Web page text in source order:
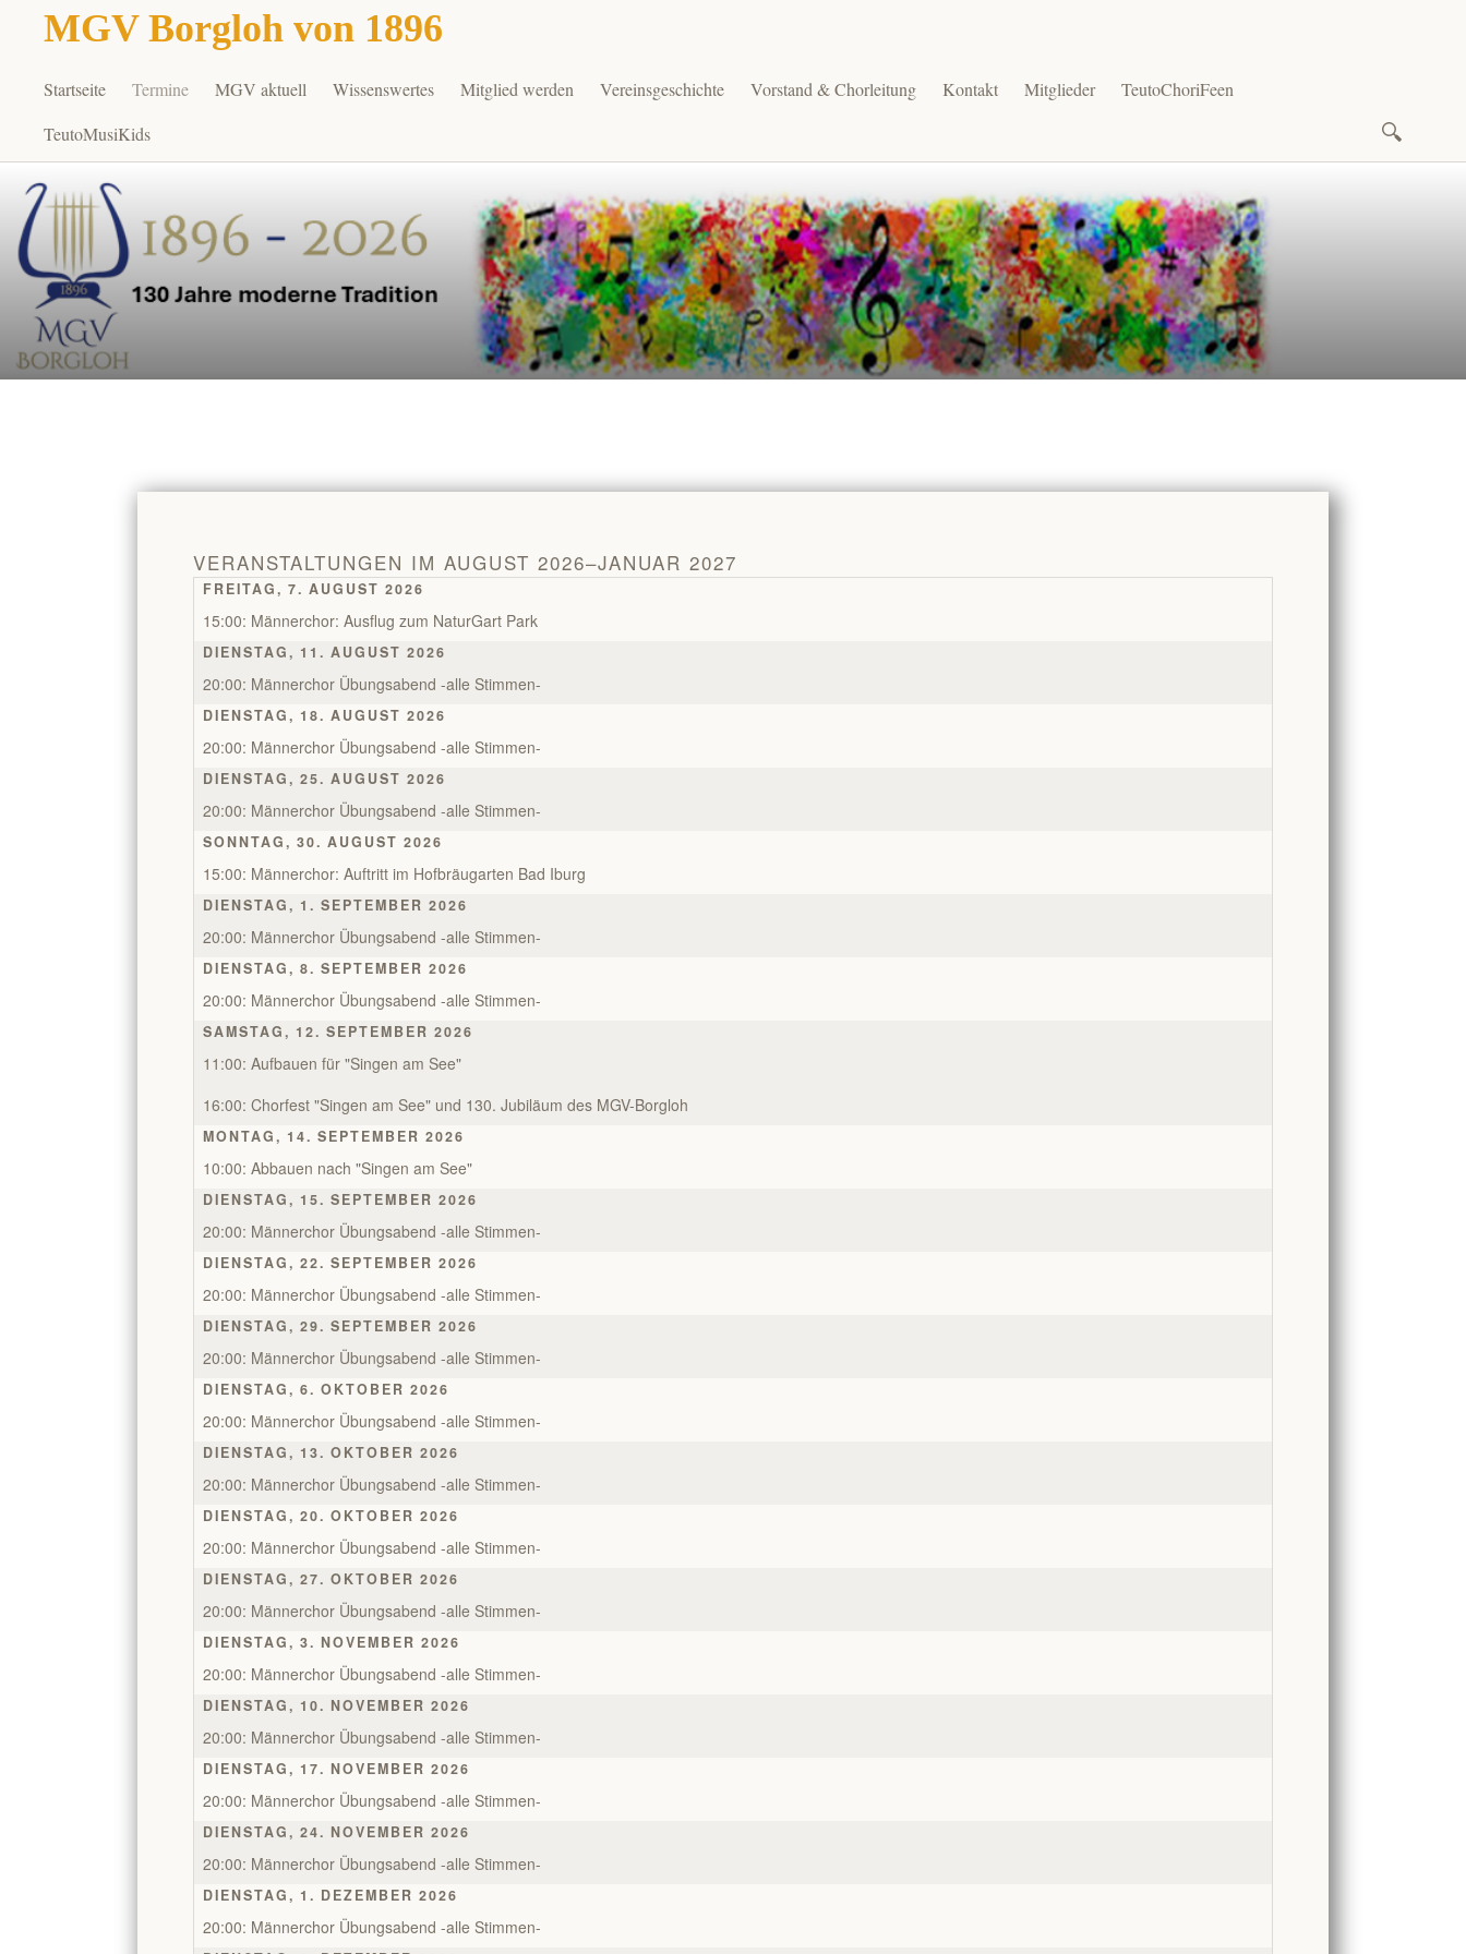
MGV Borgloh von 1896
Zum
Startseite Termine MGV aktuell Wissenswertes Mitglied werden Vereinsgeschichte Vorstand & Chorleitung Kontakt Mitglieder
TeutoChoriFeen
TeutoMusiKids
nach:
VERANSTALTUNGEN IM AUGUST 2026–JANUAR 2027
FREITAG, 7. AUGUST 2026
15:00: Männerchor: Ausflug zum NaturGart Park
DIENSTAG, 11. AUGUST 2026
20:00: Männerchor Übungsabend -alle Stimmen-
DIENSTAG, 18. AUGUST 2026
20:00: Männerchor Übungsabend -alle Stimmen-
DIENSTAG, 25. AUGUST 2026
20:00: Männerchor Übungsabend -alle Stimmen-
SONNTAG, 30. AUGUST 2026
15:00: Männerchor: Auftritt im Hofbräugarten Bad Iburg
DIENSTAG, 1. SEPTEMBER 2026
20:00: Männerchor Übungsabend -alle Stimmen-
DIENSTAG, 8. SEPTEMBER 2026
20:00: Männerchor Übungsabend -alle Stimmen-
SAMSTAG, 12. SEPTEMBER 2026
11:00: Aufbauen für "Singen am See"
16:00: Chorfest "Singen am See" und 130. Jubiläum des MGV-Borgloh
MONTAG, 14. SEPTEMBER 2026
10:00: Abbauen nach "Singen am See"
DIENSTAG, 15. SEPTEMBER 2026
20:00: Männerchor Übungsabend -alle Stimmen-
DIENSTAG, 22. SEPTEMBER 2026
20:00: Männerchor Übungsabend -alle Stimmen-
DIENSTAG, 29. SEPTEMBER 2026
20:00: Männerchor Übungsabend -alle Stimmen-
DIENSTAG, 6. OKTOBER 2026
20:00: Männerchor Übungsabend -alle Stimmen-
DIENSTAG, 13. OKTOBER 2026
20:00: Männerchor Übungsabend -alle Stimmen-
DIENSTAG, 20. OKTOBER 2026
20:00: Männerchor Übungsabend -alle Stimmen-
DIENSTAG, 27. OKTOBER 2026
20:00: Männerchor Übungsabend -alle Stimmen-
DIENSTAG, 3. NOVEMBER 2026
20:00: Männerchor Übungsabend -alle Stimmen-
DIENSTAG, 10. NOVEMBER 2026
20:00: Männerchor Übungsabend -alle Stimmen-
DIENSTAG, 17. NOVEMBER 2026
20:00: Männerchor Übungsabend -alle Stimmen-
DIENSTAG, 24. NOVEMBER 2026
20:00: Männerchor Übungsabend -alle Stimmen-
DIENSTAG, 1. DEZEMBER 2026
20:00: Männerchor Übungsabend -alle Stimmen-